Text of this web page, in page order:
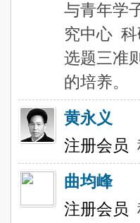
与青年学
究中心 科
选题三准
的培养。
黄永义
注册会员
曲均峰
注册会员